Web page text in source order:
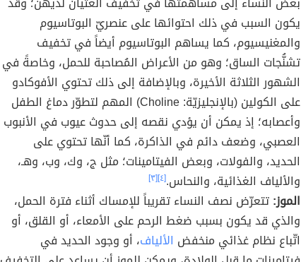
يكون السبب في ذلك احتوائها على عنصريّ البوتاسيوم
والمغنيسيوم، كما يساهم البوتاسيوم أيضاً في تخفيف
تشنُّجات الساق؛ وهو من الأعراض المُصاحبة للحمل، وخاصةً في
الشهور الثلاثة الأخيرة، وبالإضافة إلى ذلك تحتوي الأفوكادو
على الكولين (بالإنجليزيّة: Choline) المهم لتطوّر دماغ الطفل
وأعصابه؛ إذ يمكن أن يؤدي نقصه إلى حدوث عيوب في الأنبوب
العصبي، وضعف دائم في الذاكرة، كما أنّها تحتوي على
الحديد، والفولات، وبعض الفيتامينات؛ مثل ج، وك، وب، وھـ،
والألياف الغذائية، والنحاس.[٤] [٣]
الموز:تتعرّض نصف النساء تقريباً للإمساك أثناء فترة الحمل،
والذي قد يكون بسبب ضغط الرحم على الأمعاء، أو القلق، أو
اتّباع نظام غذائي منخفض الألياف، أو وجود الحديد في